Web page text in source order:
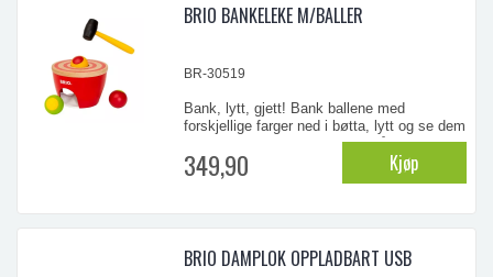
BRIO BANKELEKE M/BALLER
BR-30519
Bank, lytt, gjett! Bank ballene med
forskjellige farger ned i bøtta, lytt og se dem
rulle tilfeldig ut gjennom de tre åpningene.
Prøv å fange dem! Og så gjør vi det om og
om igjen!
349,90 Kjøp
BRIO DAMPLOK OPPLADBART USB